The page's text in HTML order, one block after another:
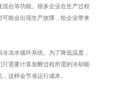
合等功能。很多企业在生产过程
能会出现生产故障，给企业带来
冻水循环系统。为了降低温度，
需要计算发酵过程所需的冷却能
这样会节省运行成本。